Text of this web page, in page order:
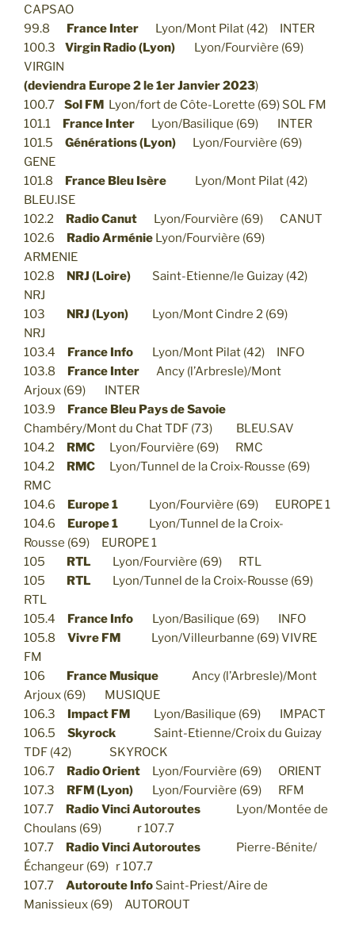
CAPSAO
99.8 France Inter Lyon/Mont Pilat (42) INTER
100.3 Virgin Radio (Lyon) Lyon/Fourvière (69)
VIRGIN
(deviendra Europe 2 le 1er Janvier 2023)
100.7 Sol FM Lyon/fort de Côte-Lorette (69) SOL FM
101.1 France Inter Lyon/Basilique (69) INTER
101.5 Générations (Lyon) Lyon/Fourvière (69)
GENE
101.8 France Bleu Isère Lyon/Mont Pilat (42)
BLEU.ISE
102.2 Radio Canut Lyon/Fourvière (69) CANUT
102.6 Radio Arménie Lyon/Fourvière (69)
ARMENIE
102.8 NRJ (Loire) Saint-Etienne/le Guizay (42)
NRJ
103 NRJ (Lyon) Lyon/Mont Cindre 2 (69)
NRJ
103.4 France Info Lyon/Mont Pilat (42) INFO
103.8 France Inter Ancy (l’Arbresle)/Mont
Arjoux (69) INTER
103.9 France Bleu Pays de Savoie
Chambéry/Mont du Chat TDF (73) BLEU.SAV
104.2 RMC Lyon/Fourvière (69) RMC
104.2 RMC Lyon/Tunnel de la Croix-Rousse (69)
RMC
104.6 Europe 1 Lyon/Fourvière (69) EUROPE 1
104.6 Europe 1 Lyon/Tunnel de la Croix-
Rousse (69) EUROPE 1
105 RTL Lyon/Fourvière (69) RTL
105 RTL Lyon/Tunnel de la Croix-Rousse (69)
RTL
105.4 France Info Lyon/Basilique (69) INFO
105.8 Vivre FM Lyon/Villeurbanne (69) VIVRE
FM
106 France Musique Ancy (l’Arbresle)/Mont
Arjoux (69) MUSIQUE
106.3 Impact FM Lyon/Basilique (69) IMPACT
106.5 Skyrock Saint-Etienne/Croix du Guizay
TDF (42) SKYROCK
106.7 Radio Orient Lyon/Fourvière (69) ORIENT
107.3 RFM (Lyon) Lyon/Fourvière (69) RFM
107.7 Radio Vinci Autoroutes Lyon/Montée de
Choulans (69) r 107.7
107.7 Radio Vinci Autoroutes Pierre-Bénite/
Échangeur (69) r 107.7
107.7 Autoroute Info Saint-Priest/Aire de
Manissieux (69) AUTOROUT